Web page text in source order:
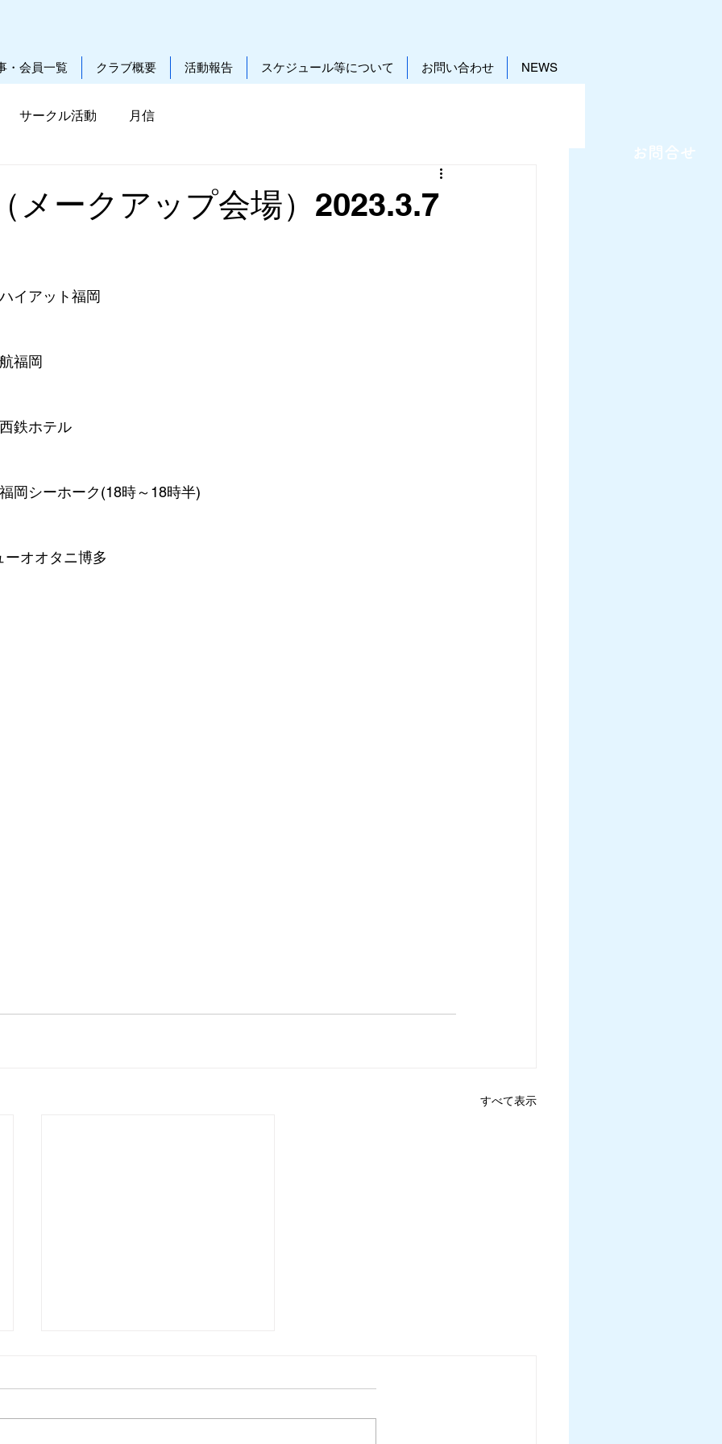
お問合せ
・会員一覧 クラブ概要 活動報告 スケジュール等について お問い合わせ NEWS
サークル活動 月信
メークアップ会場）2023.3.7
イアット福岡
福岡
鉄ホテル
シーホーク(18時～18時半)
オオタニ博多
すべて表示